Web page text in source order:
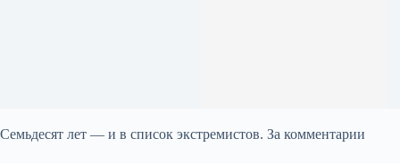
Семьдесят лет — и в список экстремистов. За комментарии